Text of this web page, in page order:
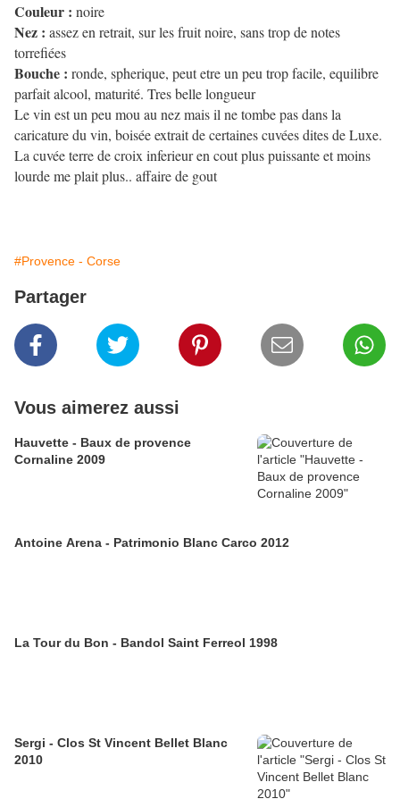
Couleur : noire
Nez : assez en retrait, sur les fruit noire, sans trop de notes
torrefiées
Bouche : ronde, spherique, peut etre un peu trop facile, equilibre
parfait alcool, maturité. Tres belle longueur
Le vin est un peu mou au nez mais il ne tombe pas dans la
caricature du vin, boisée extrait de certaines cuvées dites de Luxe.
La cuvée terre de croix inferieur en cout plus puissante et moins
lourde me plait plus.. affaire de gout
#Provence - Corse
Partager
Vous aimerez aussi
Hauvette - Baux de provence
Cornaline 2009
Antoine Arena - Patrimonio Blanc Carco 2012
La Tour du Bon - Bandol Saint Ferreol 1998
Sergi - Clos St Vincent Bellet Blanc
2010